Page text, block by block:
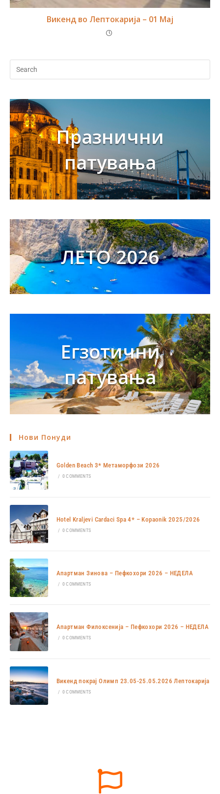
Викенд во Лептокарија – 01 Мај
Празнични
патувања
ЛЕТО 2026
Егзотични
патувања
Нови Понуди
Golden Beach 3* Метаморфози 2026
/ 0 COMMENTS
Hotel Kraljevi Cardaci Spa 4* – Kopaonik 2025/2026
/ 0 COMMENTS
Апартман Зинова – Пефкохори 2026 – НЕДЕЛА
/ 0 COMMENTS
Апартман Филоксенија – Пефкохори 2026 – НЕДЕЛА
/ 0 COMMENTS
Викенд покрај Олимп 23.05-25.05.2026 Лептокарија
/ 0 COMMENTS